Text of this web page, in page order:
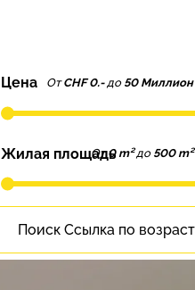
Цена От CHF 0.- до 50 Миллион
Жилая площадь
От 0 m² до 500 m²
Поиск Ссылка по